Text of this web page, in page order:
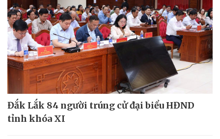
Đắk Lắk 84 người trúng cử đại biểu HĐND
tỉnh khóa XI